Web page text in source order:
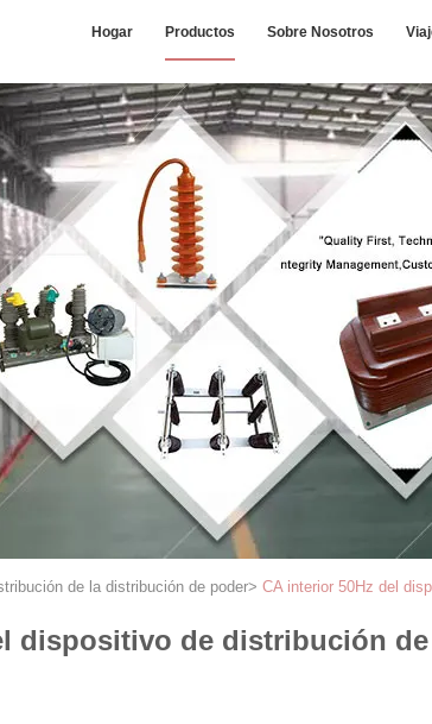
Hogar Productos Sobre Nosotros
de la distribución de poder> CA interior 50Hz del
dispositivo de distribución